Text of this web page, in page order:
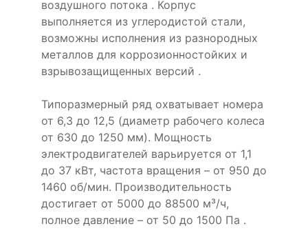
воздушного потока . Корпус
выполняется из углеродистой стали,
возможны исполнения из разнородных
металлов для коррозионностойких и
взрывозащищенных версий .
Типоразмерный ряд охватывает номера
от 6,3 до 12,5 (диаметр рабочего колеса
от 630 до 1250 мм). Мощность
электродвигателей варьируется от 1,1
до 37 кВт, частота вращения – от 950 до
1460 об/мин. Производительность
достигает от 5000 до 88500 м³/ч,
полное давление – от 50 до 1500 Па .